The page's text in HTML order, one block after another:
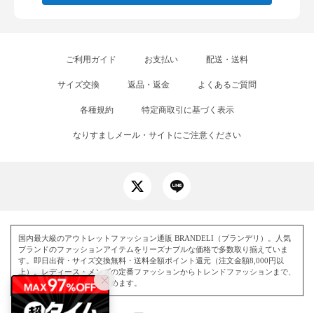
ご利用ガイド お支払い 配送・送料
サイズ交換 返品・返金 よくあるご質問
各種規約 特定商取引に基づく表示
なりすましメール・サイトにご注意ください
国内最大級のアウトレットファッション通販 BRANDELI（ブランデリ）。人気
ブランドのファッションアイテムをリーズナブルな価格で多数取り揃えていま
す。即日出荷・サイズ交換無料・送料全額ポイント還元（注文金額8,000円以
上）。レディース・メンズの定番ファッションからトレンドファッションまで、
毎日お得にお買い物を楽しめます。